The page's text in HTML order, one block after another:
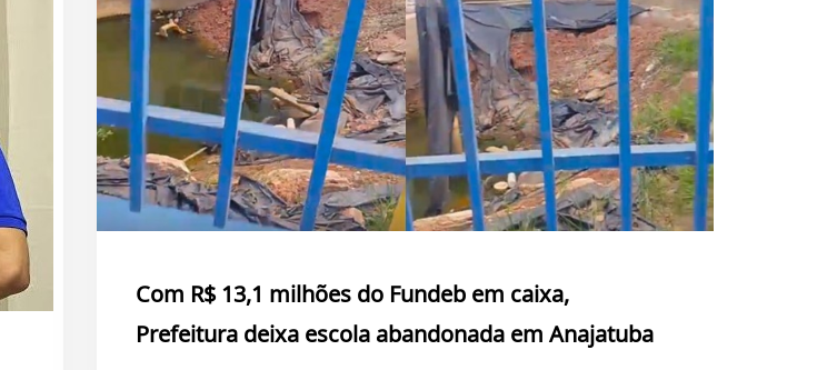
Com R$ 13,1 milhões do Fundeb em caixa,
Prefeitura deixa escola abandonada em Anajatuba